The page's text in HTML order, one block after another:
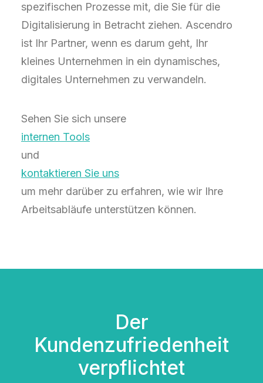
spezifischen Prozesse mit, die Sie für die
Digitalisierung in Betracht ziehen. Ascendro
ist Ihr Partner, wenn es darum geht, Ihr
kleines Unternehmen in ein dynamisches,
digitales Unternehmen zu verwandeln.
Sehen Sie sich unsere
internen Tools
und
kontaktieren Sie uns
um mehr darüber zu erfahren, wie wir Ihre
Arbeitsabläufe unterstützen können.
Der
Kundenzufriedenheit
verpflichtet